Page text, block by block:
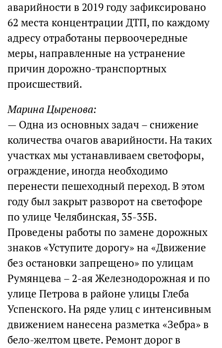
аварийности в 2019 году зафиксировано
62 места концентрации ДТП, по каждому
адресу отработаны первоочередные
меры, направленные на устранение
причин дорожно-транспортных
происшествий.
Марина Цыренова:
— Одна из основных задач – снижение
количества очагов аварийности. На таких
участках мы устанавливаем светофоры,
ограждение, иногда необходимо
перенести пешеходный переход. В этом
году был закрыт разворот на светофоре
по улице Челябинская, 35-35Б.
Проведены работы по замене дорожных
знаков «Уступите дорогу» на «Движение
без остановки запрещено» по улицам
Румянцева – 2-ая Железнодорожная и по
улице Петрова в районе улицы Глеба
Успенского. На ряде улиц с интенсивным
движением нанесена разметка «Зебра» в
бело-желтом цвете. Ремонт дорог в